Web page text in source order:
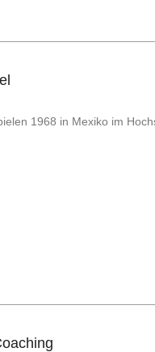
1968 in Mexiko im